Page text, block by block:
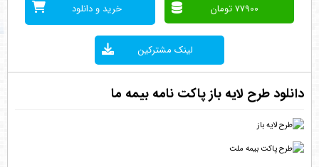
77900 تومان خرید و دانلود
لینک مشترکین
دانلود طرح لایه باز پاکت نامه بیمه ما